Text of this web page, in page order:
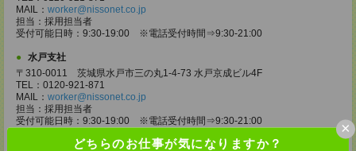
どちらのお仕事が気になりますか？
×
MAIL： worker@nissonet.co.jp
担当：採用担当者
受付可能日時：9:30-19:00 ※電話受付時間⇒9:30-21:00
水戸支社
〒310-0011 茨城県水戸市三の丸1-4-73 水戸京成ビル4F
TEL：0120-921-871
MAIL： worker@nissonet.co.jp
担当：採用担当者
受付可能日時：9:30-19:00 ※電話受付時間⇒9:30-21:00
宇都宮支社